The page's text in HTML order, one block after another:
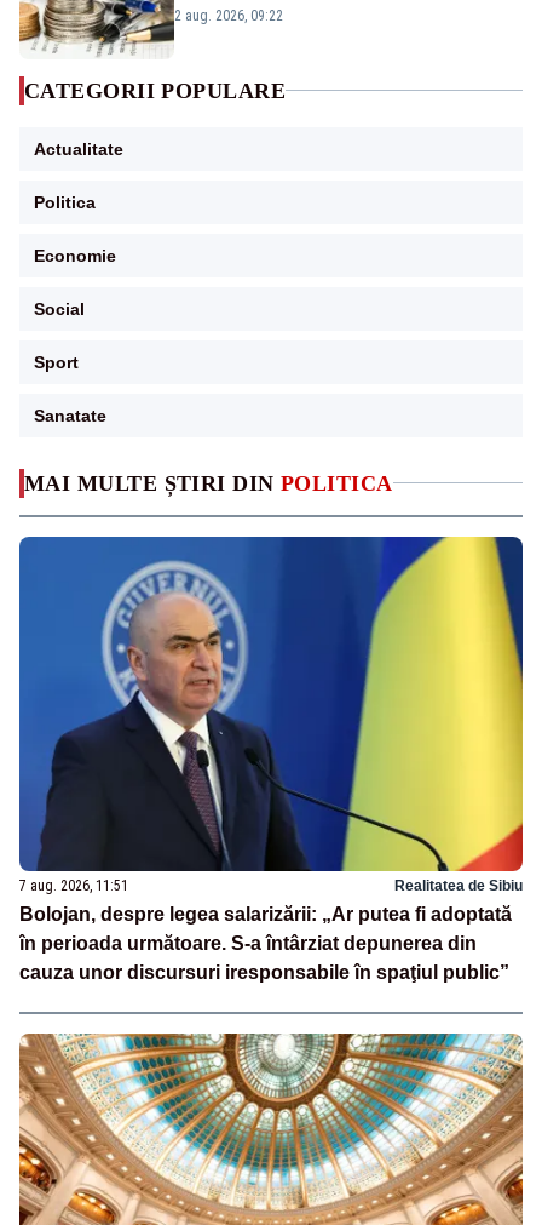
MAI MULTE ȘTIRI DIN POLITICA
7 aug. 2026, 11:51 Realitatea de Sibiu
Bolojan, despre legea salarizării: „Ar putea fi adoptată
în perioada următoare. S-a întârziat depunerea din
cauza unor discursuri iresponsabile în spaţiul public”
viitoare?
2 aug. 2026, 09:22
CATEGORII POPULARE
Actualitate
Politica
Economie
Social
Sport
Sanatate